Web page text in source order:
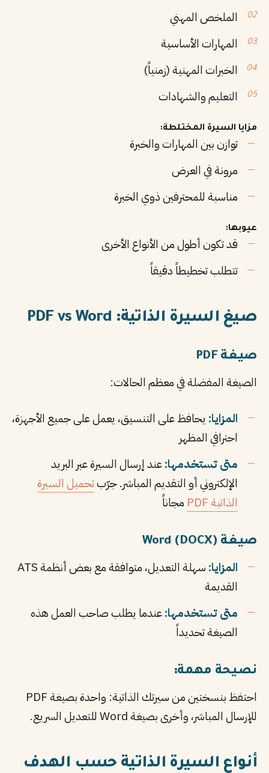
الملخص المهني
المهارات الأساسية
الخبرات المهنية (زمنياً)
التعليم والشهادات
مزايا السيرة المختلطة:
توازن بين المهارات والخبرة
مرونة في العرض
مناسبة للمحترفين ذوي الخبرة
عيوبها:
قد تكون أطول من الأنواع الأخرى
تتطلب تخطيطاً دقيقاً
صيغ السيرة الذاتية: PDF vs Word
صيغة PDF
الصيغة المفضلة في معظم الحالات:
المزايا: يحافظ على التنسيق، يعمل على جميع الأجهزة،
احترافي المظهر
متى تستخدمها:عند إرسال السيرة عبر البريد
الإلكتروني أو التقديم المباشر. جرّبتحميل السيرة
الذاتية PDF
مجاناً
صيغة Word (DOCX)
المزايا:
سهلة التعديل، متوافقة مع بعض أنظمة ATS
القديمة
متى تستخدمها:عندما يطلب صاحب العمل هذه
الصيغة تحديداً
نصيحة مهمة:
احتفظ بنسختين من سيرتك الذاتية: واحدة بصيغة PDF
للإرسال المباشر، وأخرى بصيغة Word للتعديل السريع.
أنواع السيرة الذاتية حسب الهدف